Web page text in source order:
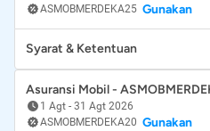
ASMOBMERDEKA25 Gunakan
Syarat & Ketentuan
Asuransi Mobil -
1 Agt - 31 Agt 2026
ASMOBMERDEKA20 Gunakan